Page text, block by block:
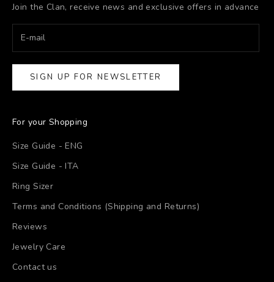
Join the Clan, receive news and exclusive offers in advance
SIGN UP FOR NEWSLETTER
For your Shopping
Size Guide - ENG
Size Guide - ITA
Ring Sizer
Terms and Conditions (Shipping and Returns)
Reviews
Jewelry Care
Contact us